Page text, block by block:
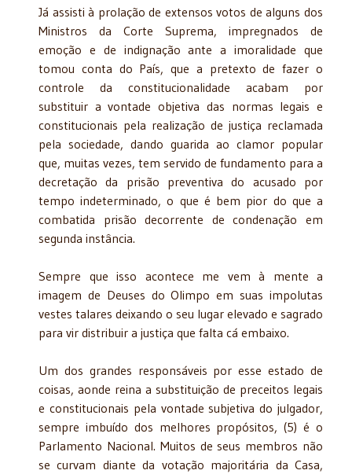
Já assisti à prolação de extensos votos de alguns dos
Ministros da Corte Suprema, impregnados de
emoção e de indignação ante a imoralidade que
tomou conta do País, que a pretexto de fazer o
controle da constitucionalidade acabam por
substituir a vontade objetiva das normas legais e
constitucionais pela realização de justiça reclamada
pela sociedade, dando guarida ao clamor popular
que, muitas vezes, tem servido de fundamento para a
decretação da prisão preventiva do acusado por
tempo indeterminado, o que é bem pior do que a
combatida prisão decorrente de condenação em
segunda instância.
Sempre que isso acontece me vem à mente a
imagem de Deuses do Olimpo em suas impolutas
vestes talares deixando o seu lugar elevado e sagrado
para vir distribuir a justiça que falta cá embaixo.
Um dos grandes responsáveis por esse estado de
coisas, aonde reina a substituição de preceitos legais
e constitucionais pela vontade subjetiva do julgador,
sempre imbuído dos melhores propósitos, (5) é o
Parlamento Nacional. Muitos de seus membros não
se curvam diante da votação majoritária da Casa,